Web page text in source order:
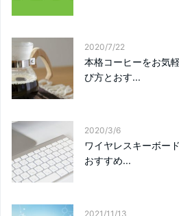
2020/7/22
本格コーヒーをお気
び方とおす...
2020/3/6
ワイヤレスキーボー
おすすめ...
2021/11/13